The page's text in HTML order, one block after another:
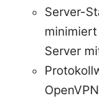
Server-
Server